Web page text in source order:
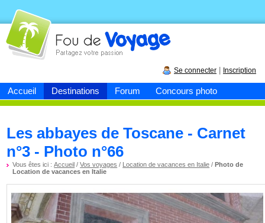
Accueil Destinations Forum Concours photo
Fou devoyage
Se connecter Inscription
Les abbayes de Toscane - Carnet
n°3 - Photo n°66
Vous êtes ici :Accueil /Vos voyages / Location de vacances en Italie /Photo de
Location de vacances en Italie